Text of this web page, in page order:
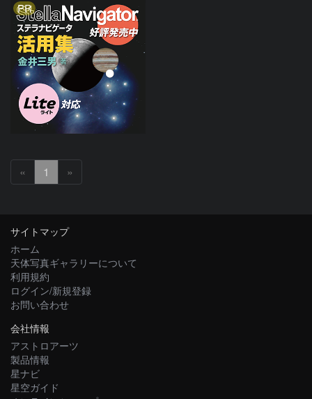
PR
« 1 »
サイトマップ
ホーム
天体写真ギャラリーについて
利用規約
ログイン/新規登録
お問い合わせ
会社情報
アストロアーツ
製品情報
星ナビ
星空ガイド